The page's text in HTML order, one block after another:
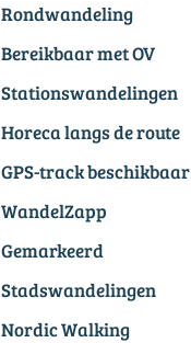
Rondwandeling
Bereikbaar met OV
Stationswandelingen
Horeca langs de route
GPS-track beschikbaar
WandelZapp
Gemarkeerd
Stadswandelingen
Nordic Walking